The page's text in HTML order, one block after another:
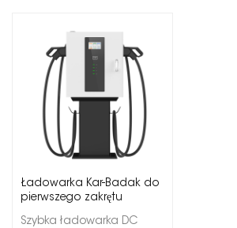
Ładowarka Kar-Badak do
pierwszego zakrętu
Szybka ładowarka DC